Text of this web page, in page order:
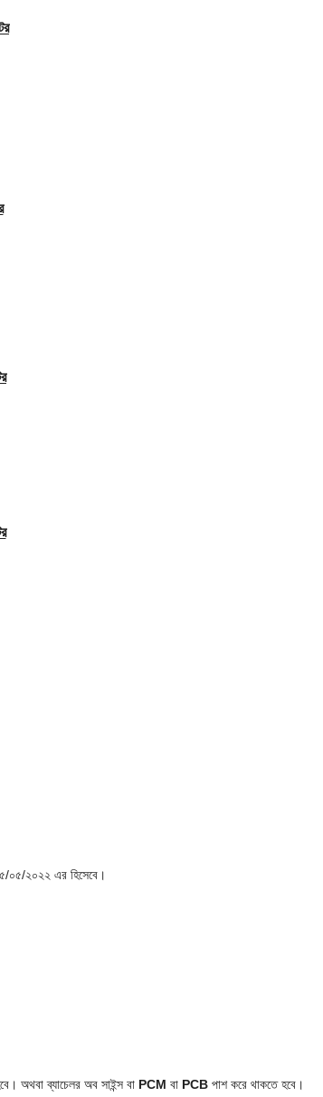
০৫/২০২২ এর হিসেবে।
অথবা ব্যাচেলর অব সাইন্স বা PCMবা PCB পাশ করে থাকতে হবে।